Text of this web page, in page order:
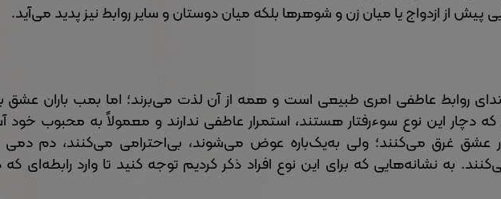
پیش از ازدواج یا میان زن و شوهرها بلکه میان دوستان و سایر روابط نیز پدید می‌آید.
روابط عاطفی امری طبیعی است و همه از آن لذت می‌برند؛ اما بمب باران عشق با
که دچار این نوع سوءرفتار هستند، استمرار عاطفی ندارند و معمولاً به محبوب
در عشق غرق می‌کنند؛ ولی به‌یک‌باره عوض می‌شوند، بی‌احترامی می‌کنند، دم دمی
به نشانه‌هایی که برای این نوع افراد ذکر کردیم توجه کنید تا وارد رابطه‌ای که